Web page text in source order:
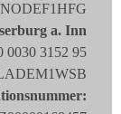
a. Inn
0030 3152 95